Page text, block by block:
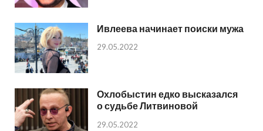
Ивлеева начинает поиски мужа
29.05.2022
Охлобыстин едко высказался
о судьбе Литвиновой
29.05.2022